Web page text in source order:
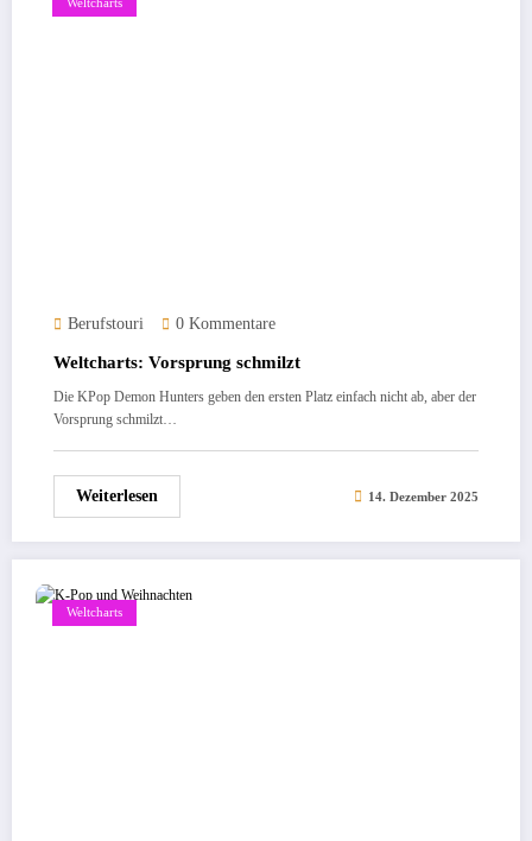
Weltcharts
Berufstouri 0 Kommentare
Weltcharts: Vorsprung schmilzt
Die KPop Demon Hunters geben den ersten Platz einfach nicht ab, aber der
Vorsprung schmilzt…
Weiterlesen 14. Dezember 2025
Weltcharts